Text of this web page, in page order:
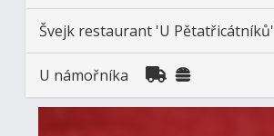
Švejk restaurant 'U Pětatřicátníků'
U námořníka